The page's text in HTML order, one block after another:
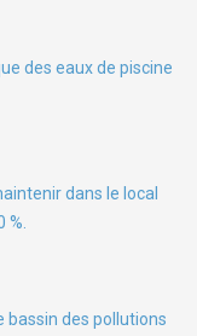
des eaux de piscine
dans le local
bassin des pollutions